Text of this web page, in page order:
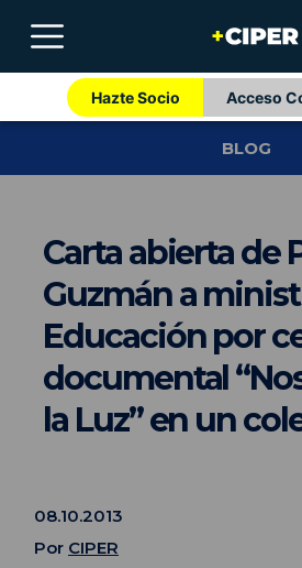
Hazte Socio Acceso
BLOG
Carta abierta de
Guzmán a
Educación por
documental
la Luz” en un
08.10.2013
Por CIPER